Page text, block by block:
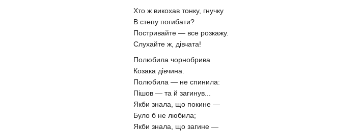
Хто ж викохав тонку, гнучку
В степу погибати?
Постривайте — все розкажу.
Слухайте ж, дівчата!
Полюбила чорнобрива
Козака дівчина.
Полюбила — не спинила:
Пішов — та й загинув...
Якби знала, що покине —
Було б не любила;
Якби знала, що загине —